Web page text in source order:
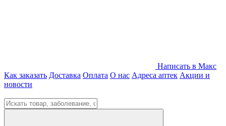
Написать в Макс
Как заказать Доставка Оплата О нас Адреса аптек Акции и
новости